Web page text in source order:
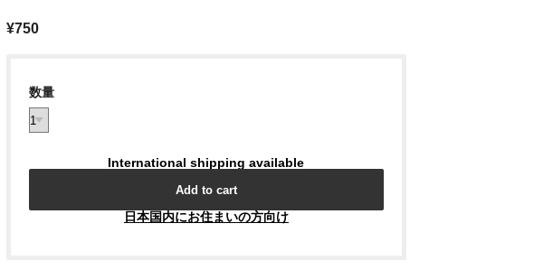
¥750
数量
International shipping available
Add to cart
日本国内にお住まいの方向け